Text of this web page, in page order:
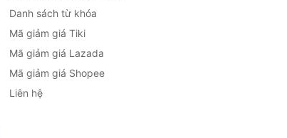
Danh sách từ khóa
Mã giảm giá Tiki
Mã giảm giá Lazada
Mã giảm giá Shopee
Liên hệ